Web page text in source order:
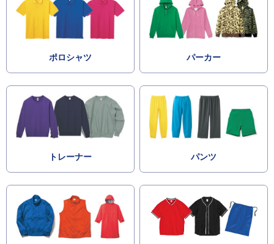
ポロシャツ パーカー
トレーナー パンツ